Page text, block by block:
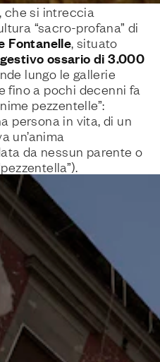
che si intreccia
“sacro-profana” di
Fontanelle, situato
ossario di 3.000
lungo le gallerie
fino a pochi decenni fa
pezzentelle”:
persona in vita, di un
un’anima
da nessun parente o